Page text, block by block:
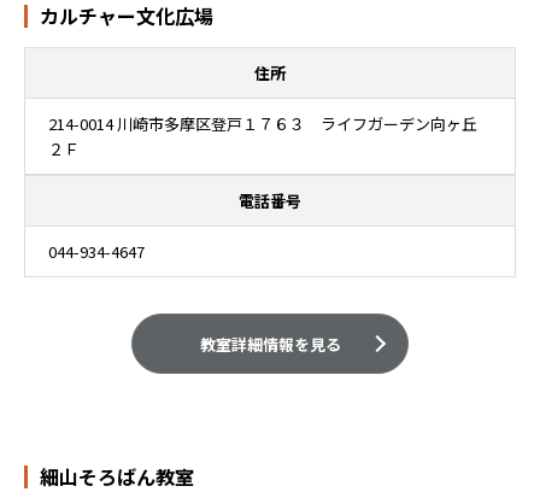
カルチャー文化広場
住所
214-0014 川崎市多摩区登戸１７６３ ライフガーデン向ヶ丘
２Ｆ
電話番号
044-934-4647
教室詳細情報を見る
細山そろばん教室